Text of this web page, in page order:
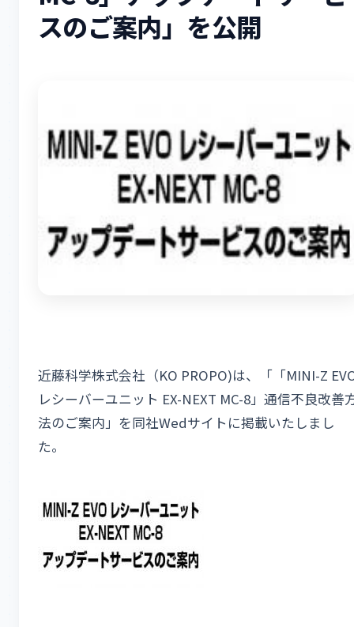
スのご案内」を公開
近藤科学株式会社（KO PROPO)は、「「MINI-Z
レシーバーユニット EX-NEXT MC-8」通信不良改善
法のご案内」を同社Wedサイトに掲載いたしまし
た。